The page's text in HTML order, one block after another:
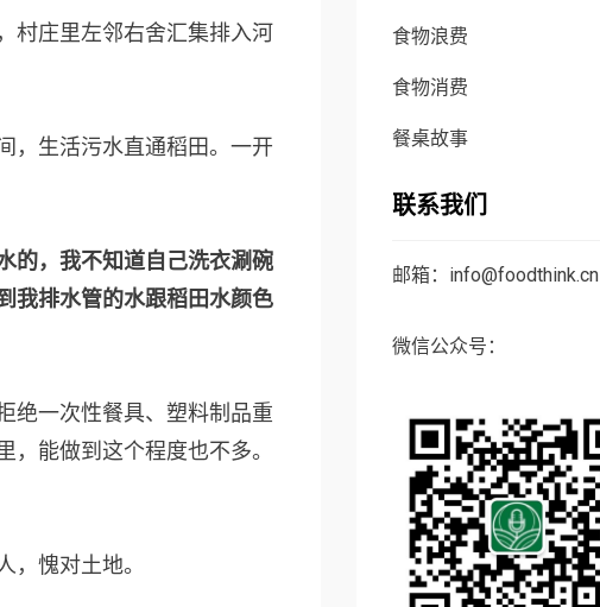
村庄里左邻右舍汇集排入河
，生活污水直通稻田。一开
的，我不知道自己洗衣涮碗
我排水管的水跟稻田水颜色
绝一次性餐具、塑料制品重
能做到这个程度也不多。
愧对土地。
食物浪费
食物消费
餐桌故事
联系我们
邮箱：info@foodthink.cn
微信公众号：